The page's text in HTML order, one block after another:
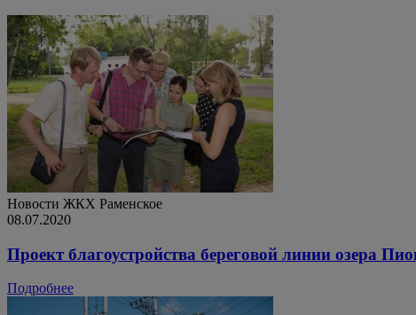
Новости ЖКХ Раменское
08.07.2020
Проект благоустройства береговой линии озера
Подробнее